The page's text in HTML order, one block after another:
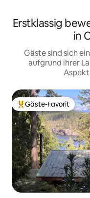
Erstklassig
in
Gäste sind sich
aufgrund ihrer
Beliebter Gäste-
Gäste-Favorit